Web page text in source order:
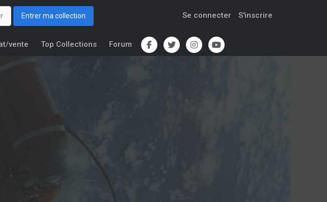
Entrer ma collection Se connecter S'inscrire
vente Top Collections Forum